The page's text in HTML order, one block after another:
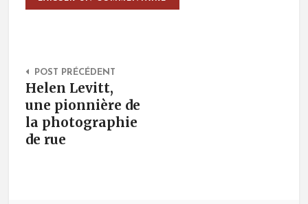
Post Navigation
POST PRÉCÉDENT
Helen Levitt,
une pionnière de
la photographie
de rue